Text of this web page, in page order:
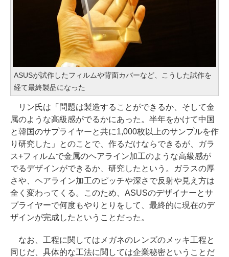
ASUSが試作したフィルムや背面カバーなど、こうした試作を
経て最終製品になった
リン氏は「問題は製造することができるか、そして金
属のような高級感がでるかにあった。半年をかけて中国
と韓国のサプライヤーと共に1,000枚以上のサンプルを作
り研究した」とのことで、作るだけならできるが、ガラ
ス+フィルムで金属のヘアライン加工のような高級感が
でるデザインができるか、研究したという。ガラスの厚
さや、ヘアライン加工のピッチや深さで反射や見え方は
全く変わってくる。このため、ASUSのデザイナーとサ
プライヤーで何度もやりとりをして、最終的に現在のデ
ザインが完成したということだった。
なお、工程に関してはメガネのレンズのメッキ工程と
同じだ、具体的な工法に関しては企業秘密ということだ